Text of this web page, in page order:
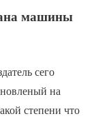
машины
сего
на
степени что